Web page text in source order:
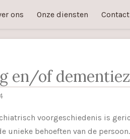
ons Onze diensten Contact
en/of
voorgeschiedenis is
behoeften van de